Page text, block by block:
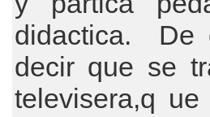
didactica. De
decir que se
televisera,q